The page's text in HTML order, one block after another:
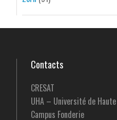
Contacts
CRESAT
UHA – Université de
Campus Fonderie